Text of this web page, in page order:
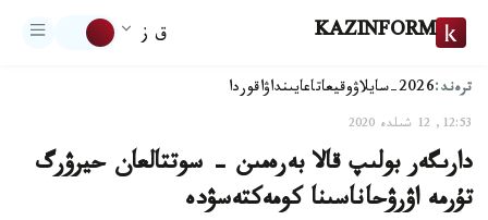
KAZINFORM ق ز
ترەند:2026-سايلاۋ وقيعاتاعايىنداۋاقوردا
12:53, 12 شىلدە 2020
دارىگەر بولىپ قالا بەرەمىن - سوتتالعان حيرۋرگ
تۇرمە اۋرۋحاناسىنا كومەكتەسۋدە